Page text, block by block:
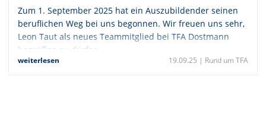
Zum 1. September 2025 hat ein Auszubildender seinen
beruflichen Weg bei uns begonnen. Wir freuen uns sehr,
Leon Taut als neues Teammitglied bei TFA Dostmann
begrüßen zu dürfen.
weiterlesen 19.09.25 | Rund um TFA